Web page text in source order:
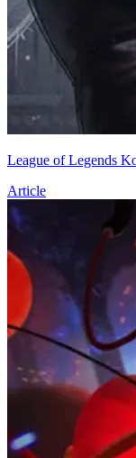
League of Legends
Article